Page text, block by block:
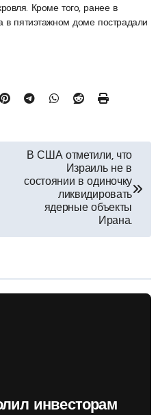
Кроме того, ранее в
в пятиэтажном доме пострадали
В США отметили, что
Израиль не в
состоянии в одиночку
ликвидировать
ядерные объекты
Ирана.
инвесторам